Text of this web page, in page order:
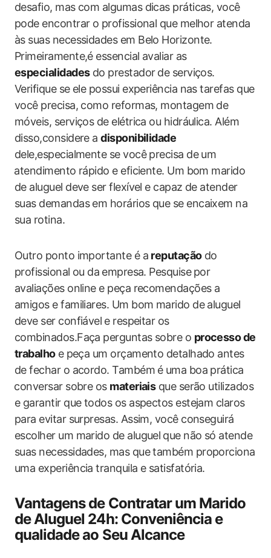
desafio, ​mas com algumas dicas práticas, você
pode encontrar o profissional que melhor atenda
às suas necessidades em Belo Horizonte.
Primeiramente,é essencial avaliar as⁤
especialidadesdo prestador⁢ de serviços.
Verifique se ele possui experiência nas tarefas que
você precisa, como reformas, montagem ​de
móveis, serviços de elétrica ou hidráulica. Além
disso,considere a​disponibilidade
dele,especialmente se você precisa de um
⁢atendimento rápido e eficiente. Um bom marido
de aluguel deve ser flexível e capaz de atender
suas demandas em horários que se encaixem na
sua rotina.
Outro ponto importante é a reputaçãodo
profissional ou da ⁤empresa. Pesquise ⁣por
avaliações online e peça recomendações a
amigos e familiares. Um‌ bom marido de aluguel
deve ser ​confiável ⁢e respeitar‍ os
combinados.Faça perguntas sobre ‌o processo de
trabalhoe⁣ peça​ um orçamento detalhado antes
de fechar‌ o acordo. Também é⁢ uma boa prática
⁤conversar sobre os materiaisque serão utilizados
e garantir que todos‍ os aspectos estejam claros
para evitar surpresas. Assim, ‌você conseguirá
escolher​ um ‌marido de aluguel⁣ que não só atende
suas necessidades, mas que também proporciona
uma experiência tranquila e satisfatória.
Vantagens de Contratar um Marido
de Aluguel 24h: Conveniência e
qualidade ao Seu Alcance